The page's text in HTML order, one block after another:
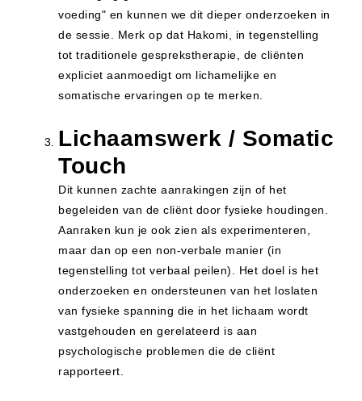
voeding" en kunnen we dit dieper onderzoeken in
de sessie. Merk op dat Hakomi, in tegenstelling
tot traditionele gesprekstherapie, de cliënten
expliciet aanmoedigt om lichamelijke en
somatische ervaringen op te merken.
Lichaamswerk / Somatic
Touch
Dit kunnen zachte aanrakingen zijn of het
begeleiden van de cliënt door fysieke houdingen.
Aanraken kun je ook zien als experimenteren,
maar dan op een non-verbale manier (in
tegenstelling tot verbaal peilen). Het doel is het
onderzoeken en ondersteunen van het loslaten
van fysieke spanning die in het lichaam wordt
vastgehouden en gerelateerd is aan
psychologische problemen die de cliënt
rapporteert.